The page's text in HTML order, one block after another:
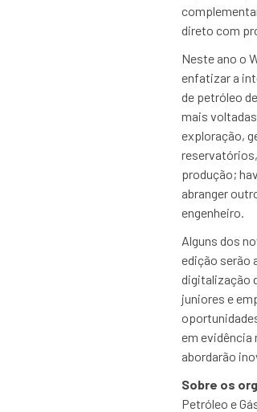
direto com
Neste ano o
enfatizar a
de petróleo
mais
exploração,
produção;
abranger
engenheiro.
Alguns dos
edição serão
digitalização
juniores e
em evidência
abordarão
Sobre os
Petróleo e